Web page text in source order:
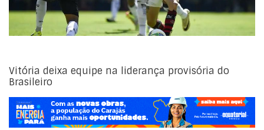
Vitória deixa equipe na liderança provisória do
Brasileiro